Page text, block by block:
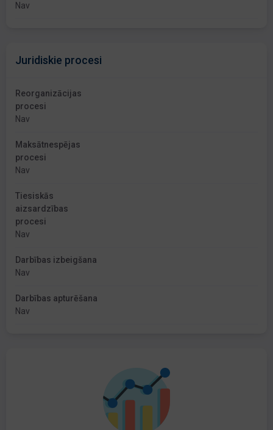
Nav
Juridiskie procesi
Reorganizācijas
procesi
Nav
Maksātnespējas
procesi
Nav
Tiesiskās
aizsardzības
procesi
Nav
Darbības izbeigšana
Nav
Darbības apturēšana
Nav